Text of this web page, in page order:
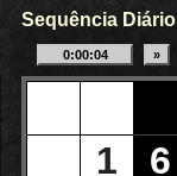
Sequência Diário
1
6